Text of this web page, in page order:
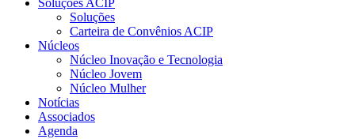
Soluções ACIP
Soluções
Carteira de Convênios ACIP
Núcleos
Núcleo Inovação e Tecnologia
Núcleo Jovem
Núcleo Mulher
Notícias
Associados
Agenda